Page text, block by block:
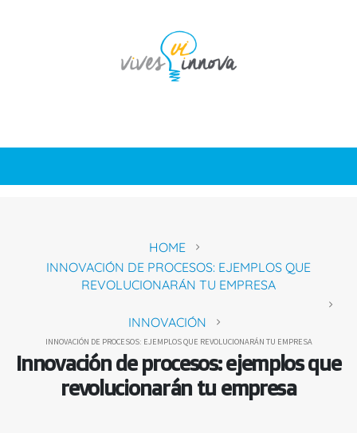
HOME
INNOVACIÓN DE PROCESOS: EJEMPLOS QUE
REVOLUCIONARÁN TU EMPRESA
INNOVACIÓN
INNOVACIÓN DE PROCESOS: EJEMPLOS QUE REVOLUCIONARÁN TU EMPRESA
Innovación de procesos: ejemplos que
revolucionarán tu empresa